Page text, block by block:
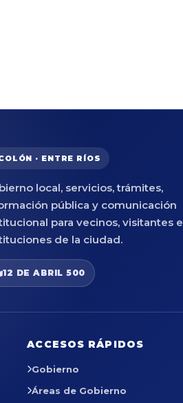
· ENTRE RÍOS
local, servicios, trámites,
pública y comunicación
para vecinos, visitantes e
de la ciudad.
12 DE ABRIL 500
ACCESOS RÁPIDOS
Gobierno
Áreas de Gobierno